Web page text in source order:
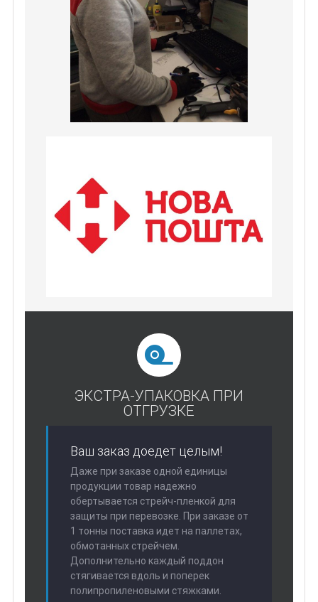
ЭКСТРА-УПАКОВКА ПРИ
ОТГРУЗКЕ
Ваш заказ доедет целым!
Даже при заказе одной единицы
продукции товар надежно
обертывается стрейч-пленкой для
защиты при перевозке. При заказе от
1 тонны поставка идет на паллетах,
обмотанных стрейчем.
Дополнительно каждый поддон
стягивается вдоль и поперек
полипропиленовыми стяжками.